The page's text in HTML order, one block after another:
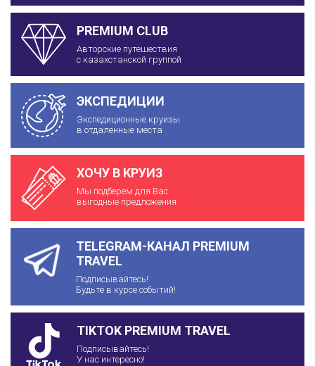
PREMIUM CLUB
Авторские путешествия
с казахстанской группой
ЭКСПЕДИЦИИ
Экспедиционные круизы
в отдаленные места
ХОЧУ В КРУИЗ
Мы подберем для Вас
выгодные предложения
TELEGRAM-КАНАЛ PREMIUM
TRAVEL
Подписывайтесь!
Будьте в курсе событий!
TIKTOK PREMIUM TRAVEL
Подписывайтесь!
У нас интересно!